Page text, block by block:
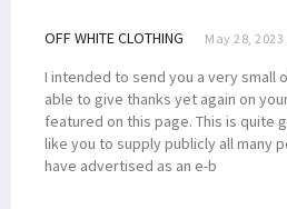
OFF WHITE CLOTHING May 28,
I intended to send you a very small
able to give thanks yet again on
featured on this page. This is quite
like you to supply publicly all many
have advertised as an e-b